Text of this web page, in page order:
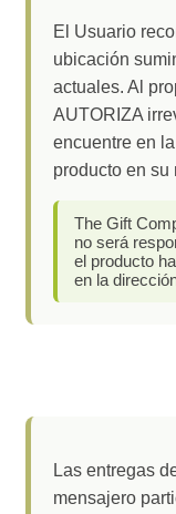
El Usuario
ubicación
actuales. Al
AUTORIZA
encuentre en
producto en su
The Gift
no será
el producto
en la
Las entregas
mensajero